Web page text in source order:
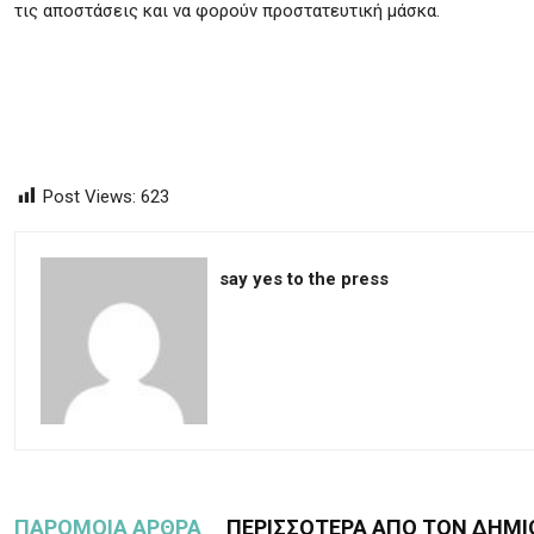
τις αποστάσεις και να φορούν προστατευτική μάσκα.
Post Views: 623
say yes to the press
ΠΑΡΟΜΟΙΑ ΑΡΘΡΑ ΠΕΡΙΣΣΟΤΕΡΑ ΑΠΟ ΤΟΝ